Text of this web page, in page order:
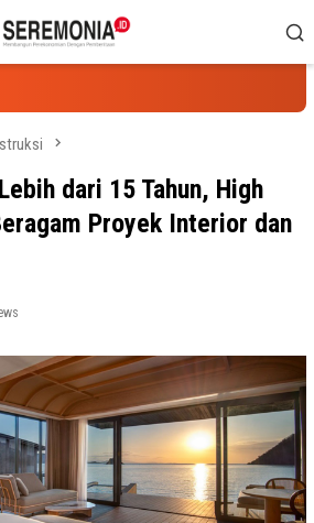
dari 15 Tahun, High
Proyek Interior dan